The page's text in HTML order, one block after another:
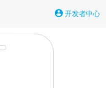
开发者中心